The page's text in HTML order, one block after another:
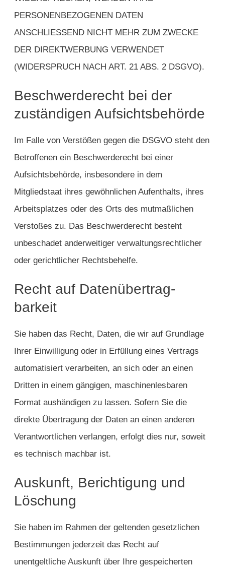
PERSONENBEZOGENEN DATEN
ANSCHLIESSEND NICHT MEHR ZUM ZWECKE
DER DIREKTWERBUNG VERWENDET
(WIDERSPRUCH NACH ART. 21 ABS. 2 DSGVO).
Beschwerde­recht bei der
zuständigen Aufsichts­behörde
Im Falle von Verstößen gegen die DSGVO steht den
Betroffenen ein Beschwerderecht bei einer
Aufsichtsbehörde, insbesondere in dem
Mitgliedstaat ihres gewöhnlichen Aufenthalts, ihres
Arbeitsplatzes oder des Orts des mutmaßlichen
Verstoßes zu. Das Beschwerderecht besteht
unbeschadet anderweitiger verwaltungsrechtlicher
oder gerichtlicher Rechtsbehelfe.
Recht auf Daten­übertrag­
barkeit
Sie haben das Recht, Daten, die wir auf Grundlage
Ihrer Einwilligung oder in Erfüllung eines Vertrags
automatisiert verarbeiten, an sich oder an einen
Dritten in einem gängigen, maschinenlesbaren
Format aushändigen zu lassen. Sofern Sie die
direkte Übertragung der Daten an einen anderen
Verantwortlichen verlangen, erfolgt dies nur, soweit
es technisch machbar ist.
Auskunft, Berichtigung und
Löschung
Sie haben im Rahmen der geltenden gesetzlichen
Bestimmungen jederzeit das Recht auf
unentgeltliche Auskunft über Ihre gespeicherten